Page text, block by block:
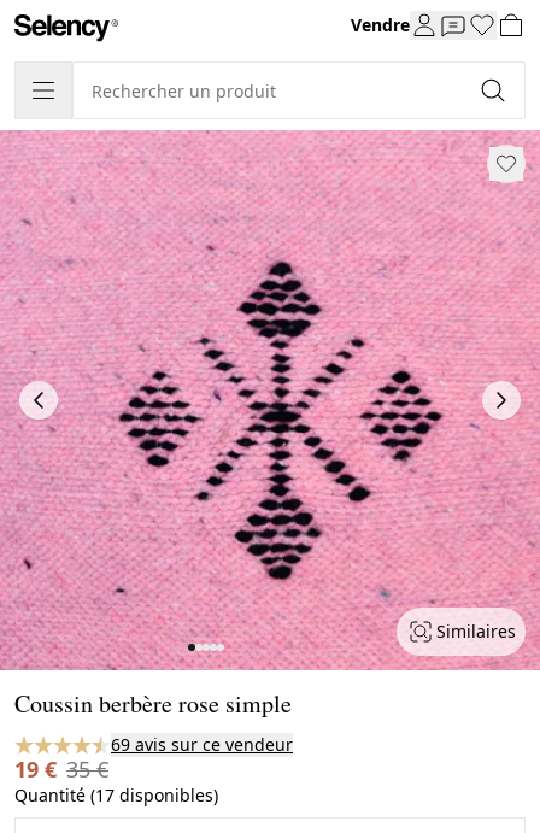
Vendre
Similaires
Coussin berbère rose simple
69 avis sur ce vendeur
19 € 35 €
Quantité (17 disponibles)